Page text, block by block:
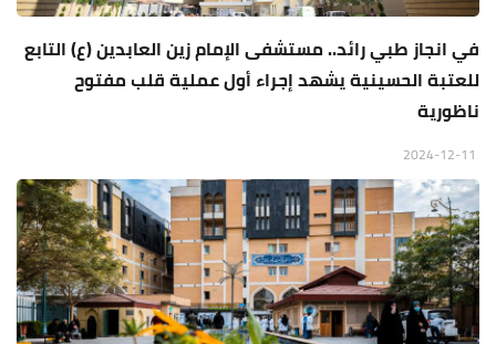
في انجاز طبي رائد.. مستشفى الإمام زين العابدين (ع) التابع
للعتبة الحسينية يشهد إجراء أول عملية قلب مفتوح
ناظورية